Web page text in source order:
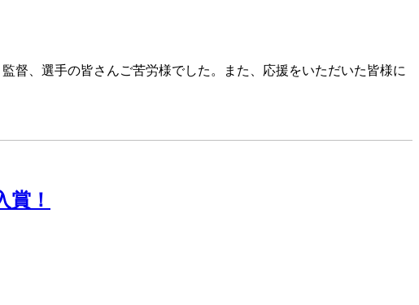
督、選手の皆さんご苦労様でした。また、応援をいただいた皆様に
！